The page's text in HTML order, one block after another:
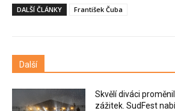
DALŠÍ ČLÁNKY František Čuba
Další
Skvělí diváci
zážitek. SudFest